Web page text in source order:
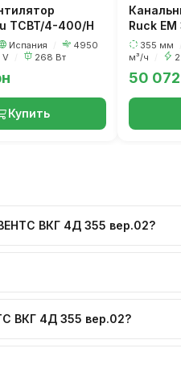
TCBT/4-400/H
Испания
4950
V 268 Вт
Купить
Ruck EM
355 мм
м³/ч
50 072
ВКГ 4Д 355 вер.02?
ВКГ 4Д 355 вер.02?